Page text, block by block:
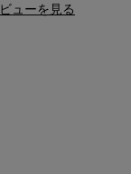
ューを見る